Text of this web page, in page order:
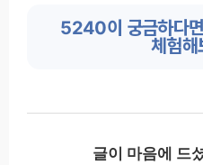
5240이 궁금하다
체험해
글이 마음에 드